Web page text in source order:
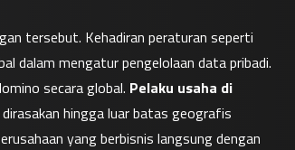
dalam mengatur pengelolaan data pribadi.
secara global. Pelaku usaha di
hingga luar batas geografis
yang berbisnis langsung dengan